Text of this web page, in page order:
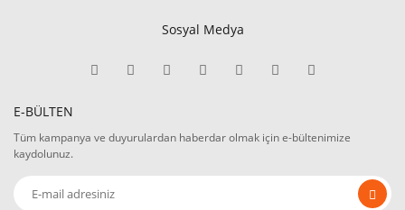
Sosyal Medya
E-BÜLTEN
Tüm kampanya ve duyurulardan haberdar olmak için e-bültenimize
kaydolunuz.